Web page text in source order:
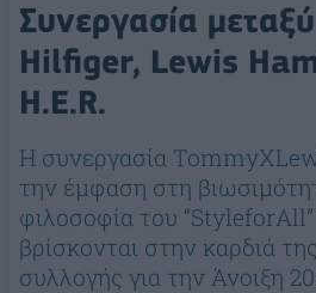
Συνεργασία
Hilfiger, Lewis
H.E.R.
Η συνεργασία
την έμφαση στη
φιλοσοφία του
βρίσκονται στην καρδιά
συλλογής για την Άνοιξη